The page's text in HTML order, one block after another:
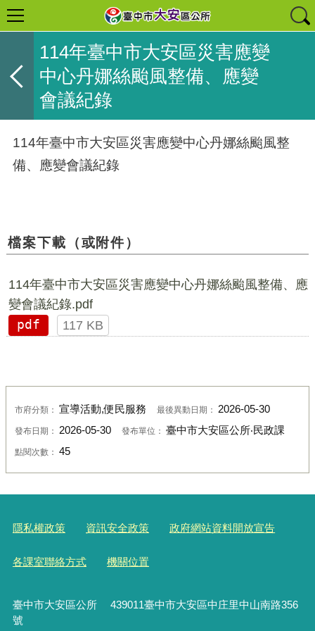
114年臺中市大安區災害應變
中心丹娜絲颱風整備、應變
會議紀錄
114年臺中市大安區災害應變中心丹娜絲颱風整
備、應變會議紀錄
檔案下載（或附件）
114年臺中市大安區災害應變中心丹娜絲颱風整備、應
變會議紀錄.pdf
pdf
117 KB
市府分類： 宣導活動,便民服務 最後異動日期： 2026-05-30
發布日期： 2026-05-30 發布單位： 臺中市大安區公所‧民政課
點閱次數： 45
隱私權政策 資訊安全政策 政府網站資料開放宣告
各課室聯絡方式 機關位置
臺中市大安區公所 439011臺中市大安區中庄里中山南路356
號